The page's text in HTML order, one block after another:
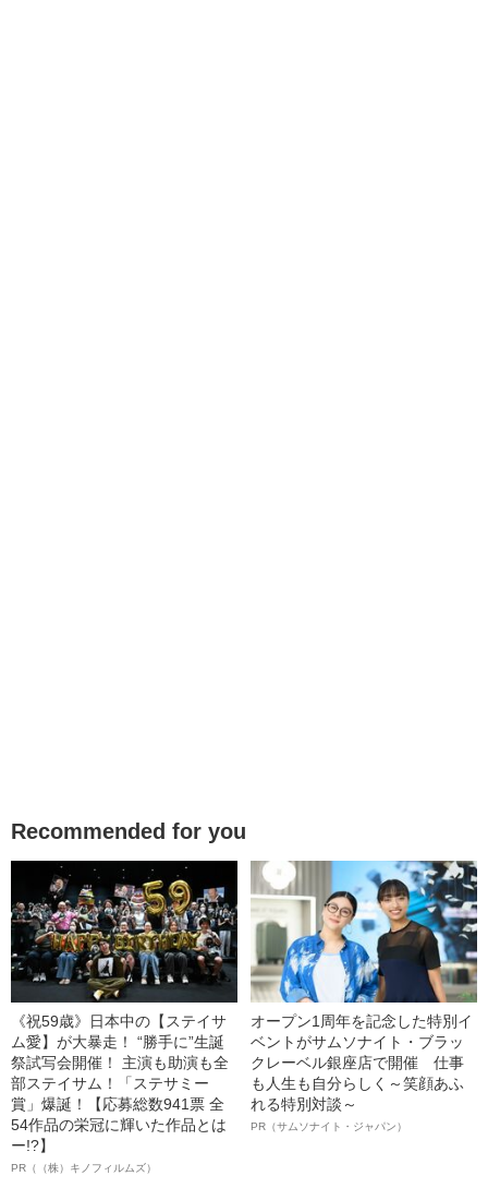
Recommended for you
《祝59歳》日本中の【ステイサ
ム愛】が大暴走！ “勝手に”生誕
祭試写会開催！ 主演も助演も全
部ステイサム！「ステサミー
賞」爆誕！【応募総数941票 全
54作品の栄冠に輝いた作品とは
ー!?】
PR（（株）キノフィルムズ）
オープン1周年を記念した特別イ
ベントがサムソナイト・ブラッ
クレーベル銀座店で開催 仕事
も人生も自分らしく～笑顔あふ
れる特別対談～
PR（サムソナイト・ジャパン）